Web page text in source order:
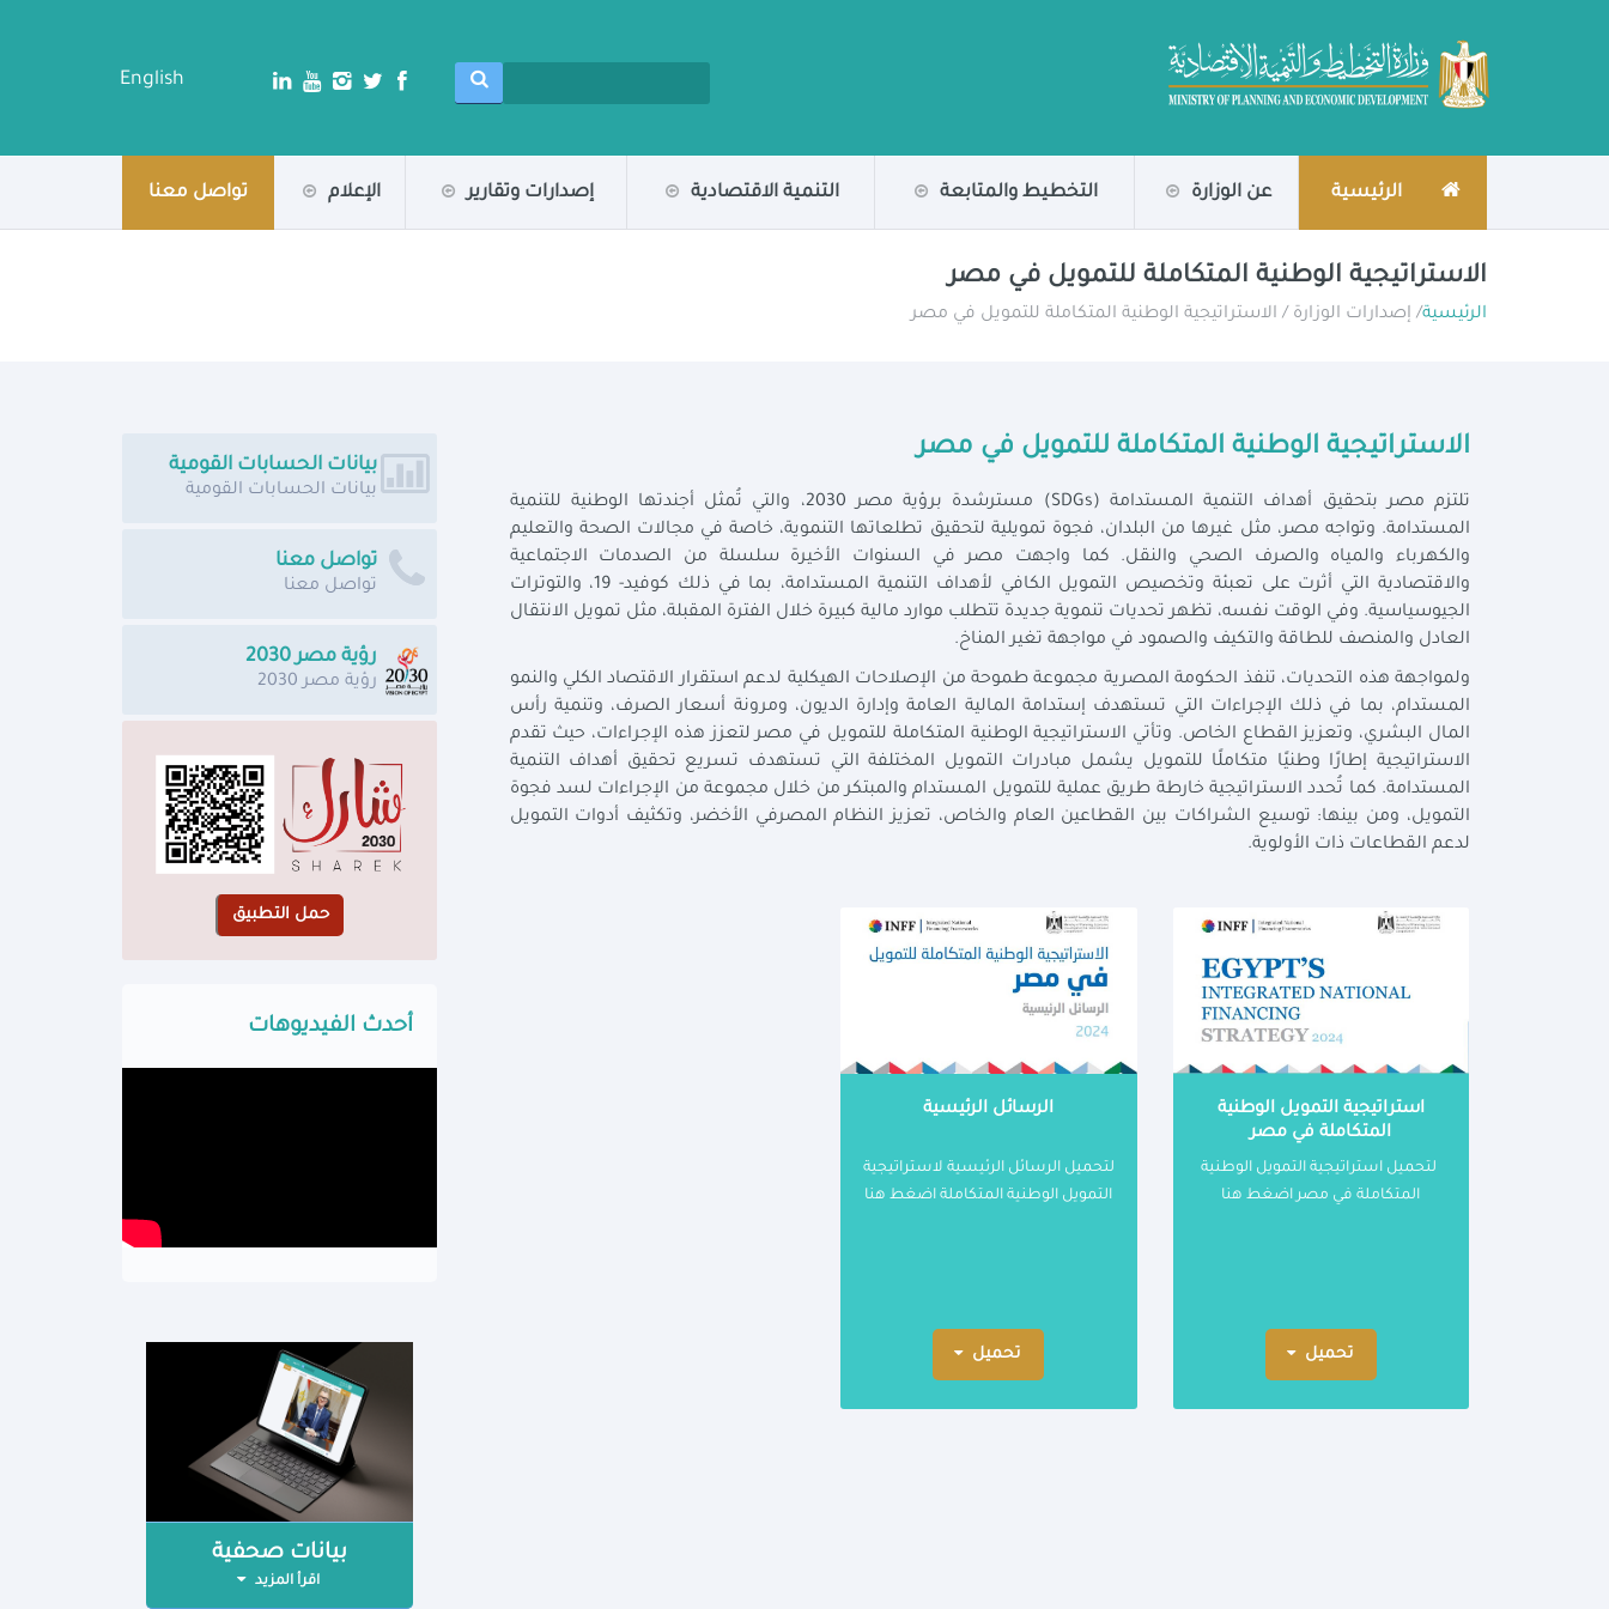
English
الرئيسية عن الوزارة التخطيط والمتابعة التنمية الاقتصادية إصدارات وتقارير الإعلام تواصل معنا
الاستراتيجية الوطنية المتكاملة للتمويل في مصر
الرئيسية/ إصدارات الوزارة / الاستراتيجية الوطنية المتكاملة للتمويل في مصر
الاستراتيجية الوطنية المتكاملة للتمويل في مصر
تلتزم مصر بتحقيق أهداف التنمية المستدامة (SDGs) مسترشدة برؤية مصر 2030، والتي تُمثل أجندتها الوطنية للتنمية
المستدامة. وتواجه مصر، مثل غيرها من البلدان، فجوة تمويلية لتحقيق تطلعاتها التنموية، خاصة في مجالات الصحة والتعليم
والكهرباء والمياه والصرف الصحي والنقل. كما واجهت مصر في السنوات الأخيرة سلسلة من الصدمات الاجتماعية
والاقتصادية التي أثرت على تعبئة وتخصيص التمويل الكافي لأهداف التنمية المستدامة، بما في ذلك كوفيد- 19، والتوترات
الجيوسياسية. وفي الوقت نفسه، تظهر تحديات تنموية جديدة تتطلب موارد مالية كبيرة خلال الفترة المقبلة، مثل تمويل الانتقال
العادل والمنصف للطاقة والتكيف والصمود في مواجهة تغير المناخ.
ولمواجهة هذه التحديات، تنفذ الحكومة المصرية مجموعة طموحة من الإصلاحات الهيكلية لدعم استقرار الاقتصاد الكلي والنمو
المستدام، بما في ذلك الإجراءات التي تستهدف إستدامة المالية العامة وإدارة الديون، ومرونة أسعار الصرف، وتنمية رأس
المال البشري، وتعزيز القطاع الخاص. وتأتي الاستراتيجية الوطنية المتكاملة للتمويل في مصر لتعزز هذه الإجراءات، حيث تقدم
الاستراتيجية إطارًا وطنيًا متكاملًا للتمويل يشمل مبادرات التمويل المختلفة التي تستهدف تسريع تحقيق أهداف التنمية
المستدامة. كما تُحدد الاستراتيجية خارطة طريق عملية للتمويل المستدام والمبتكر من خلال مجموعة من الإجراءات لسد فجوة
التمويل، ومن بينها: توسيع الشراكات بين القطاعين العام والخاص، تعزيز النظام المصرفي الأخضر، وتكثيف أدوات التمويل
لدعم القطاعات ذات الأولوية.
استراتيجية التمويل الوطنية
المتكاملة في مصر
لتحميل استراتيجية التمويل الوطنية
المتكاملة في مصر اضغط هنا
تحميل
الرسائل الرئيسية
لتحميل الرسائل الرئيسية لاستراتيجية
التمويل الوطنية المتكاملة اضغط هنا
تحميل
بيانات الحسابات القومية
بيانات الحسابات القومية
تواصل معنا
تواصل معنا
رؤية مصر 2030
رؤية مصر 2030
أحدث الفيديوهات
بيانات صحفية
اقرأ المزيد